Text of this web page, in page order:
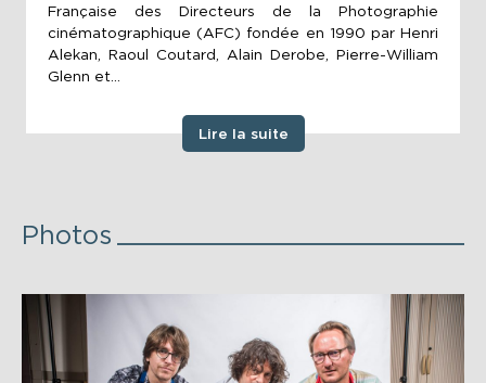
Française des Directeurs de la Photographie
cinématographique (AFC) fondée en 1990 par Henri
Alekan, Raoul Coutard, Alain Derobe, Pierre-William
Glenn et...
Lire la suite
Photos